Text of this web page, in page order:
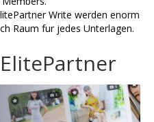
Write werden enorm
Raum fur jedes Unterlagen.